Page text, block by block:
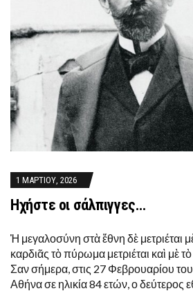
1 ΜΑΡΤΊΟΥ, 2026
Ηχήστε οι σάλπιγγες…
Ἡ μεγαλοσύνη στὰ ἔθνη δὲ μετριέται
καρδιᾶς τὸ πύρωμα μετριέται καὶ μὲ
Σαν σήμερα, στις 27 Φεβρουαρίου
Αθήνα σε ηλικία 84 ετών, ο δεύτερος